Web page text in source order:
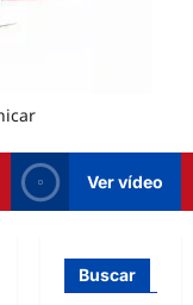
Ver vídeo
Buscar